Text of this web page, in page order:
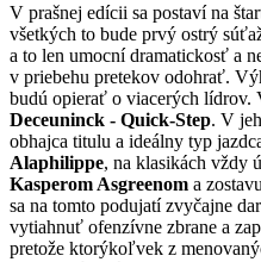
V prašnej edícii sa postaví na
všetkých to bude prvý ostrý
a to len umocní dramatickosť a
v priebehu pretekov odohrať.
budú opierať o viacerých lídrov.
Deceuninck - Quick-Step. V
obhajca titulu a ideálny typ
Alaphilippe, na klasikách vždy
Kasperom Asgreenom a
sa na tomto podujatí zvyčajne
vytiahnuť ofenzívne zbrane a
pretože ktorýkoľvek z